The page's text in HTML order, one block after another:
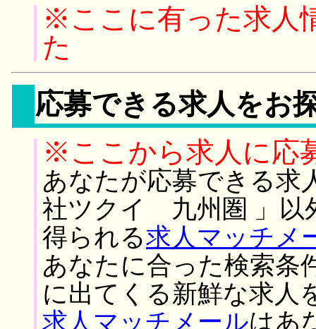
※ここに有った求人
た
応募できる求人をお
※ここから求人に応
あなたが応募できる求
社ツクイ 九州圏 」以
得られる求人マッチメ
あなたに合った検索条
に出てくる新鮮な求人
求人マッチメールはあ